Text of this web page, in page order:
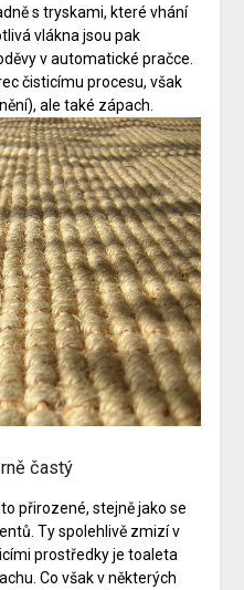
s tryskami, které vhání
vlákna jsou pak
v automatické pračce.
čisticímu procesu, však
ale také zápach.
častý
přirozené, stejně jako se
Ty spolehlivě zmizí v
prostředky je toaleta
Co však v některých